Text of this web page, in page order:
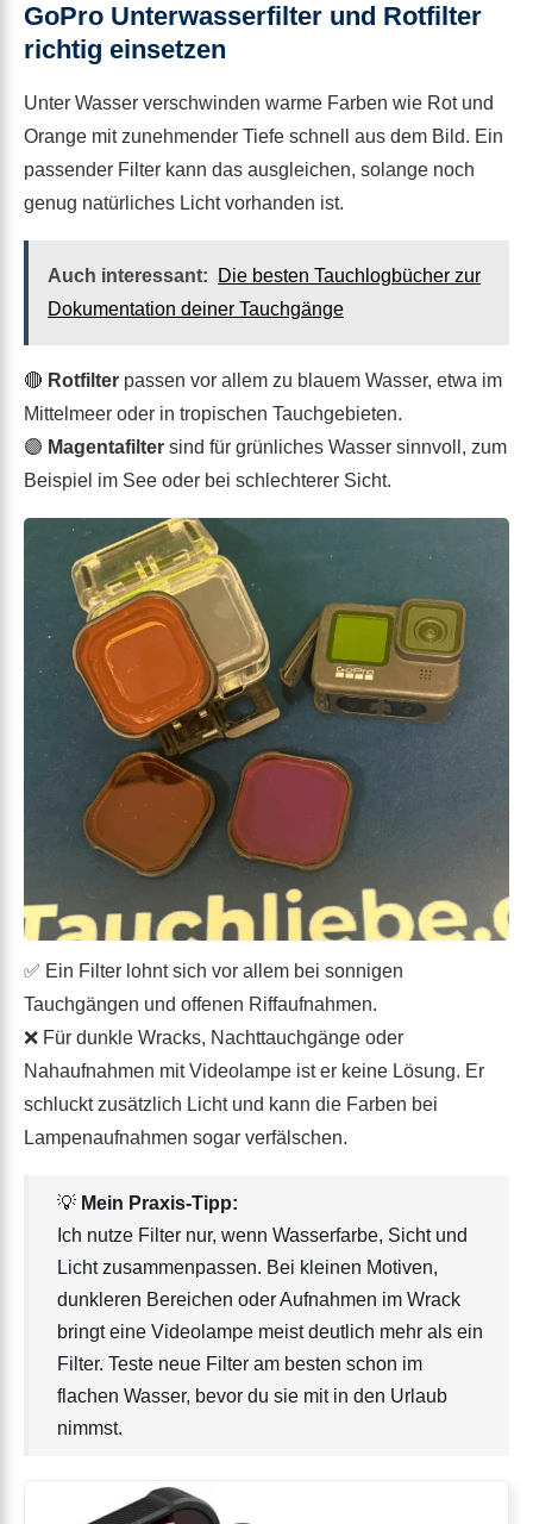
GoPro Unterwasserfilter und Rotfilter
richtig einsetzen
Unter Wasser verschwinden warme Farben wie Rot und
Orange mit zunehmender Tiefe schnell aus dem Bild. Ein
passender Filter kann das ausgleichen, solange noch
genug natürliches Licht vorhanden ist.
Auch interessant:
Die besten Tauchlogbücher zur
Dokumentation deiner Tauchgänge
🔴 Rotfilter passen vor allem zu blauem Wasser, etwa im
Mittelmeer oder in tropischen Tauchgebieten.
🟣 Magentafilter sind für grünliches Wasser sinnvoll, zum
Beispiel im See oder bei schlechterer Sicht.
✅ Ein Filter lohnt sich vor allem bei sonnigen
Tauchgängen und offenen Riffaufnahmen.
❌ Für dunkle Wracks, Nachttauchgänge oder
Nahaufnahmen mit Videolampe ist er keine Lösung. Er
schluckt zusätzlich Licht und kann die Farben bei
Lampenaufnahmen sogar verfälschen.
💡 Mein Praxis-Tipp:
Ich nutze Filter nur, wenn Wasserfarbe, Sicht und
Licht zusammenpassen. Bei kleinen Motiven,
dunkleren Bereichen oder Aufnahmen im Wrack
bringt eine Videolampe meist deutlich mehr als ein
Filter. Teste neue Filter am besten schon im
flachen Wasser, bevor du sie mit in den Urlaub
nimmst.